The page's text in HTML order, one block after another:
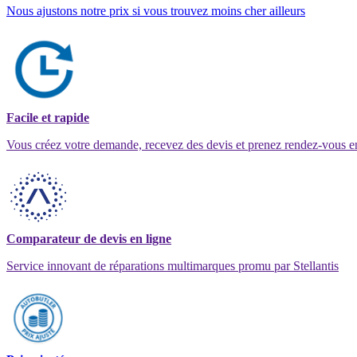
Nous ajustons notre prix si vous trouvez moins cher ailleurs
Facile et rapide
Vous créez votre demande, recevez des devis et prenez rendez-vous
Comparateur de devis en ligne
Service innovant de réparations multimarques promu par Stellantis